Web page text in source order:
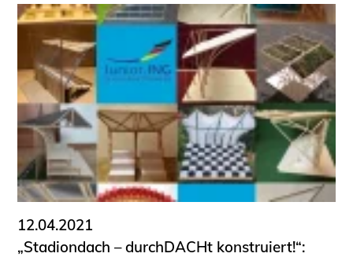
12.04.2021
„Stadiondach – durchDACHt konstruiert!“: